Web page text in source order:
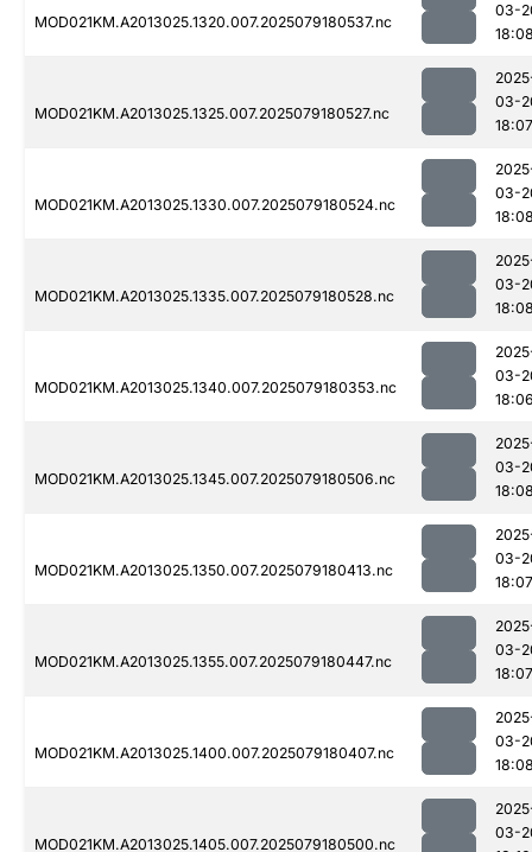
MOD021KM.A2013025.1320.007.2025079180537.nc
03-
MOD021KM.A2013025.1325.007.2025079180527.nc
03-
18:07
MOD021KM.A2013025.1330.007.2025079180524.nc
03-
MOD021KM.A2013025.1335.007.2025079180528.nc
03-
MOD021KM.A2013025.1340.007.2025079180353.nc
03-
MOD021KM.A2013025.1345.007.2025079180506.nc
03-
MOD021KM.A2013025.1350.007.2025079180413.nc
03-
18:07
MOD021KM.A2013025.1355.007.2025079180447.nc
03-
18:07
MOD021KM.A2013025.1400.007.2025079180407.nc
03-
MOD021KM.A2013025.1405.007.2025079180500.nc
03-